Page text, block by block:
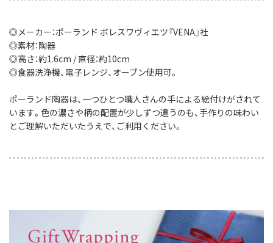
◎メーカー：ポーランド ボレスワヴィエツ『VENA』社
◎素材：陶器
◎高さ：約1.6cm / 直径：約10cm
◎食器洗浄機、電子レンジ、オーブン使用可。
ポーランド陶器は、一つひとつ職人さんの手による絵付けがされて
います。色の濃さや柄の配置が少しずつ違うのも、手作りの味わい
とご理解いただいたうえで、ご利用ください。